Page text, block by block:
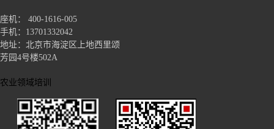
座机： 400-1616-005
手机：13701332042
地址：北京市海淀区上地西里颂
芳园4号楼502A
农业领域培训